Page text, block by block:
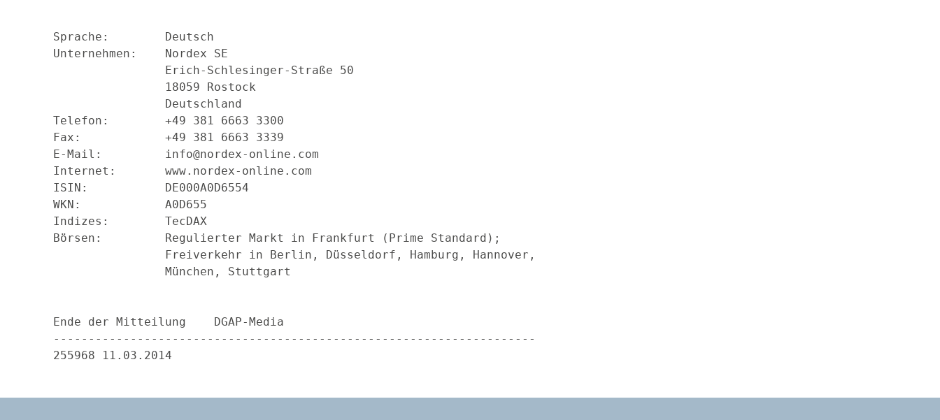
Sprache:        Deutsch
Unternehmen:    Nordex SE
                Erich-Schlesinger-Straße 50
                18059 Rostock
                Deutschland
Telefon:        +49 381 6663 3300
Fax:            +49 381 6663 3339
E-Mail:         info@nordex-online.com
Internet:       www.nordex-online.com
ISIN:           DE000A0D6554
WKN:            A0D655
Indizes:        TecDAX
Börsen:         Regulierter Markt in Frankfurt (Prime Standard);
                Freiverkehr in Berlin, Düsseldorf, Hamburg, Hannover,
                München, Stuttgart
Ende der Mitteilung    DGAP-Media
---------------------------------------------------------------------